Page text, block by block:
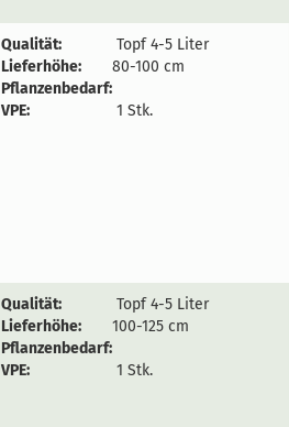
Qualität:
Topf 4-5 Liter
Lieferhöhe:
80-100 cm
Pflanzenbedarf:
VPE:
1 Stk.
Qualität:
Topf 4-5 Liter
Lieferhöhe:
100-125 cm
Pflanzenbedarf:
VPE:
1 Stk.